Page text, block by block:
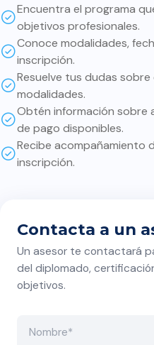
profundizar
cuenta en
temas. Si
ya están
entender
fondo ayuda
decisiones
cada
Encuentra el programa
objetivos profesionales.
Conoce modalidades,
inscripción.
Resuelve tus dudas
modalidades.
Obtén información sobre
de pago disponibles.
Recibe
inscripción.
Contacta a un
Un asesor te contactará
del diplomado,
objetivos.